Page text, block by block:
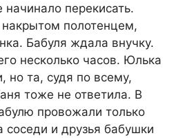
начинало перекисать.
полотенцем,
Бабуля ждала внучку.
несколько часов. Юлька
но та, судя по всему,
тоже не ответила. В
провожали только
и друзья бабушки